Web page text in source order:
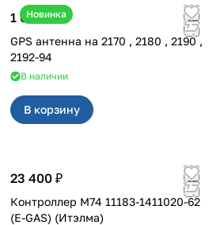
Новинка
1 600 ₽
GPS антенна на 2170 , 2180 , 2190 ,
2192-94
В наличии
В корзину
23 400 ₽
Контроллер М74 11183-1411020-62
(E-GAS) (Итэлма)